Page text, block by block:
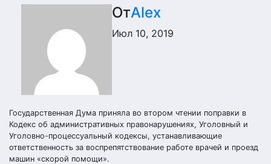
ОтAlex
Июл 10, 2019
Государственная Дума приняла во втором чтении поправки в
Кодекс об административных правонарушениях, Уголовный и
Уголовно-процессуальный кодексы, устанавливающие
ответственность за воспрепятствование работе врачей и проезд
машин «скорой помощи».